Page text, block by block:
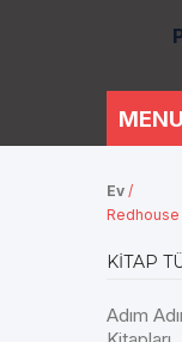
Ev /
Redhouse
KITAP
Adım